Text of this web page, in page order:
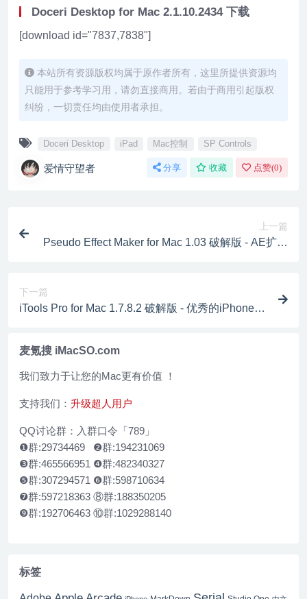
Doceri Desktop for Mac 2.1.10.2434 下载
[download id="7837,7838"]
本站所有资源版权均属于原作者所有，这里所提供资源均
只能用于参考学习用，请勿直接商用。若由于商用引起版权
纠纷，一切责任均由使用者承担。
Doceri Desktop iPad Mac控制 SP Controls
爱情守望者 分享 收藏 点赞(0)
上一篇
Pseudo Effect Maker for Mac 1.03 破解版 - AE扩展
下一篇
iTools Pro for Mac 1.7.8.2 破解版 - 优秀的iPhone/iP
麦氪搜 iMacSO.com
我们致力于让您的Mac更有价值 ！
支持我们： 升级超人用户
QQ讨论群：入群口令「789」
❶群:29734469 ❷群:194231069
❸群:465566951 ❹群:482340327
❺群:307294571 ❻群:598710634
❼群:597218363 ⑧群:188350205
❾群:192706463 ⑩群:1029288140
标签